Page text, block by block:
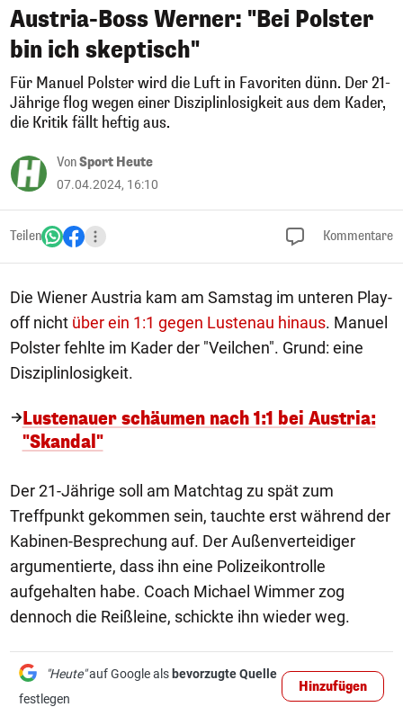
Austria-Boss Werner: "Bei Polster
bin ich skeptisch"
Für Manuel Polster wird die Luft in Favoriten dünn. Der 21-
Jährige flog wegen einer Disziplinlosigkeit aus dem Kader,
die Kritik fällt heftig aus.
VonSport Heute
07.04.2024, 16:10
Teilen Kommentare
Die Wiener Austria kam am Samstag im unteren Play-
off nicht über ein 1:1 gegen Lustenau hinaus. Manuel
Polster fehlte im Kader der "Veilchen". Grund: eine
Disziplinlosigkeit.
Lustenauer schäumen nach 1:1 bei Austria:
"Skandal"
Der 21-Jährige soll am Matchtag zu spät zum
Treffpunkt gekommen sein, tauchte erst während der
Kabinen-Besprechung auf. Der Außenverteidiger
argumentierte, dass ihn eine Polizeikontrolle
aufgehalten habe. Coach Michael Wimmer zog
dennoch die Reißleine, schickte ihn wieder weg.
"Heute"auf Google als bevorzugte Quelle
festlegen
Hinzufügen